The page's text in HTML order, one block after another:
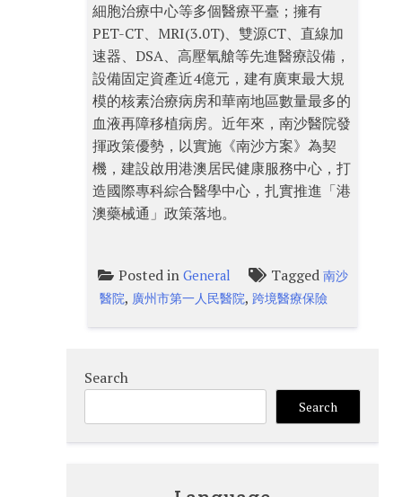
細胞治療中心等多個醫療平臺；擁有
PET-CT、MRI(3.0T)、雙源CT、直線加
速器、DSA、高壓氧艙等先進醫療設備，
設備固定資產近4億元，建有廣東最大規
模的核素治療病房和華南地區數量最多的
血液再障移植病房。近年來，南沙醫院發
揮政策優勢，以實施《南沙方案》為契
機，建設啟用港澳居民健康服務中心，打
造國際專科綜合醫學中心，扎實推進「港
澳藥械通」政策落地。
Posted in General Tagged 南沙
醫院, 廣州市第一人民醫院, 跨境醫療保險
Search
Search